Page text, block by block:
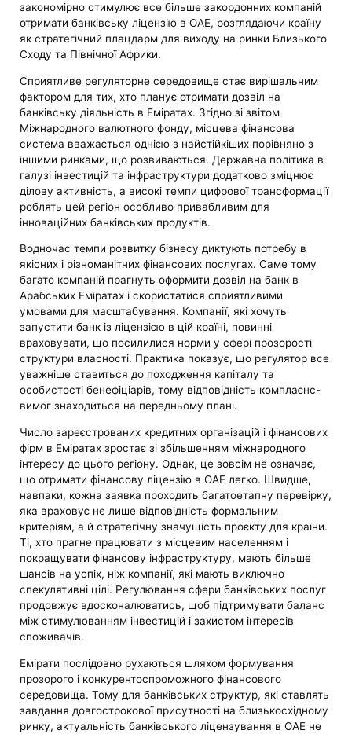
закономірно стимулює все більше закордонних компаній
отримати банківську ліцензію в ОАЕ, розглядаючи країну
як стратегічний плацдарм для виходу на ринки Близького
Сходу та Північної Африки.
Сприятливе регуляторне середовище стає вирішальним
фактором для тих, хто планує отримати дозвіл на
банківську діяльність в Еміратах. Згідно зі звітом
Міжнародного валютного фонду, місцева фінансова
система вважається однією з найстійкіших порівняно з
іншими ринками, що розвиваються. Державна політика в
галузі інвестицій та інфраструктури додатково зміцнює
ділову активність, а високі темпи цифрової трансформації
роблять цей регіон особливо привабливим для
інноваційних банківських продуктів.
Водночас темпи розвитку бізнесу диктують потребу в
якісних і різноманітних фінансових послугах. Саме тому
багато компаній прагнуть оформити дозвіл на банк в
Арабських Еміратах і скористатися сприятливими
умовами для масштабування. Компанії, які хочуть
запустити банк із ліцензією в цій країні, повинні
враховувати, що посилилися норми у сфері прозорості
структури власності. Практика показує, що регулятор все
уважніше ставиться до походження капіталу та
особистості бенефіціарів, тому відповідність комплаєнс-
вимог знаходиться на передньому плані.
Число зареєстрованих кредитних організацій і фінансових
фірм в Еміратах зростає зі збільшенням міжнародного
інтересу до цього регіону. Однак, це зовсім не означає,
що отримати фінансову ліцензію в ОАЕ легко. Швидше,
навпаки, кожна заявка проходить багатоетапну перевірку,
яка враховує не лише відповідність формальним
критеріям, а й стратегічну значущість проєкту для країни.
Ті, хто прагне працювати з місцевим населенням і
покращувати фінансову інфраструктуру, мають більше
шансів на успіх, ніж компанії, які мають виключно
спекулятивні цілі. Регулювання сфери банківських послуг
продовжує вдосконалюватись, щоб підтримувати баланс
між стимулюванням інвестицій і захистом інтересів
споживачів.
Емірати послідовно рухаються шляхом формування
прозорого і конкурентоспроможного фінансового
середовища. Тому для банківських структур, які ставлять
завдання довгострокової присутності на близькосхідному
ринку, актуальність банківського ліцензування в ОАЕ не